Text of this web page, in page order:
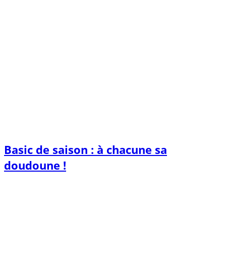
Basic de saison : à chacune sa
doudoune !